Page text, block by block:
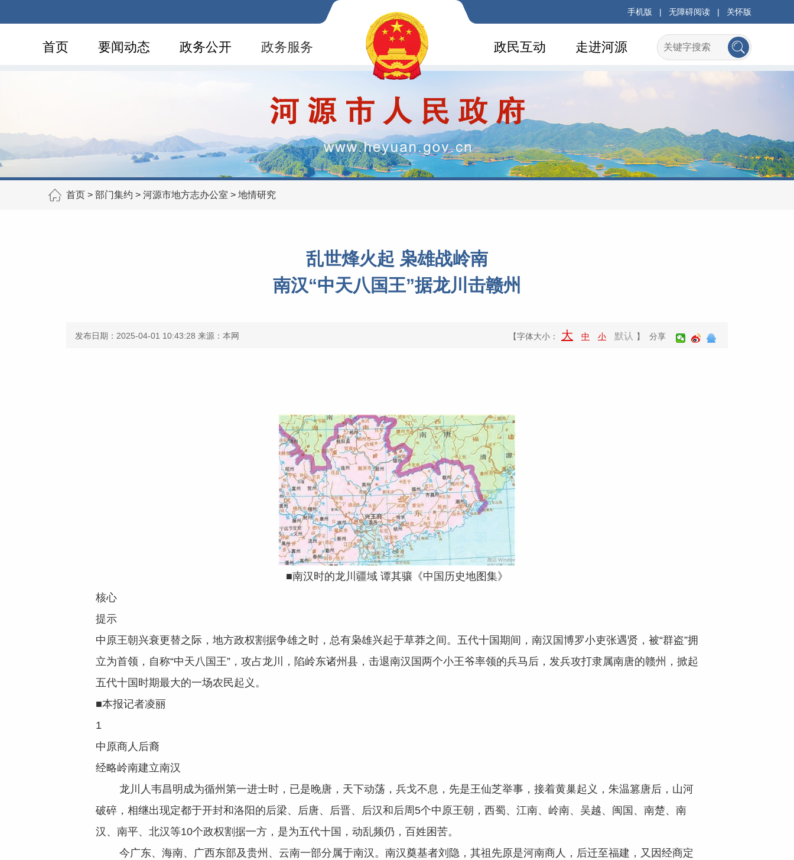
手机版 | 无障碍阅读 | 关怀版
首页 要闻动态 政务公开 政务服务 走进河源
政民互动
首页 > 部门集约 > 河源市地方志办公室 > 地情研究
乱世烽火起 枭雄战岭南
南汉“中天八国王”据龙川击赣州
发布日期：2025-04-01 10:43:28 来源：本网 【字体大小： 大 中 小 默认 】 分享
■南汉时的龙川疆域 谭其骧《中国历史地图集》
核心
提示
中原王朝兴衰更替之际，地方政权割据争雄之时，总有枭雄兴起于草莽之间。五代十国期间，南汉国博罗小吏张遇贤，被“群盗”拥
立为首领，自称“中天八国王”，攻占龙川，陷岭东诸州县，击退南汉国两个小王爷率领的兵马后，发兵攻打隶属南唐的赣州，掀起
五代十国时期最大的一场农民起义。
■本报记者凌丽
1
中原商人后裔
经略岭南建立南汉
龙川人韦昌明成为循州第一进士时，已是晚唐，天下动荡，兵戈不息，先是王仙芝举事，接着黄巢起义，朱温篡唐后，山河
破碎，相继出现定都于开封和洛阳的后梁、后唐、后晋、后汉和后周5个中原王朝，西蜀、江南、岭南、吴越、闽国、南楚、南
汉、南平、北汉等10个政权割据一方，是为五代十国，动乱频仍，百姓困苦。
今广东、海南、广西东部及贵州、云南一部分属于南汉。南汉奠基者刘隐，其祖先原是河南商人，后迁至福建，又因经商定